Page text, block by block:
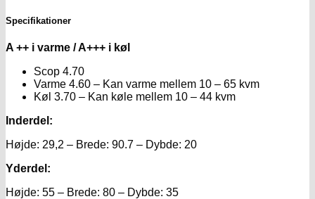
Specifikationer
A ++ i varme / A+++ i køl
Scop 4.70
Varme 4.60 – Kan varme mellem 10 – 65 kvm
Køl 3.70 – Kan køle mellem 10 – 44 kvm
Inderdel:
Højde: 29,2 – Brede: 90.7 – Dybde: 20
Yderdel:
Højde: 55 – Brede: 80 – Dybde: 35